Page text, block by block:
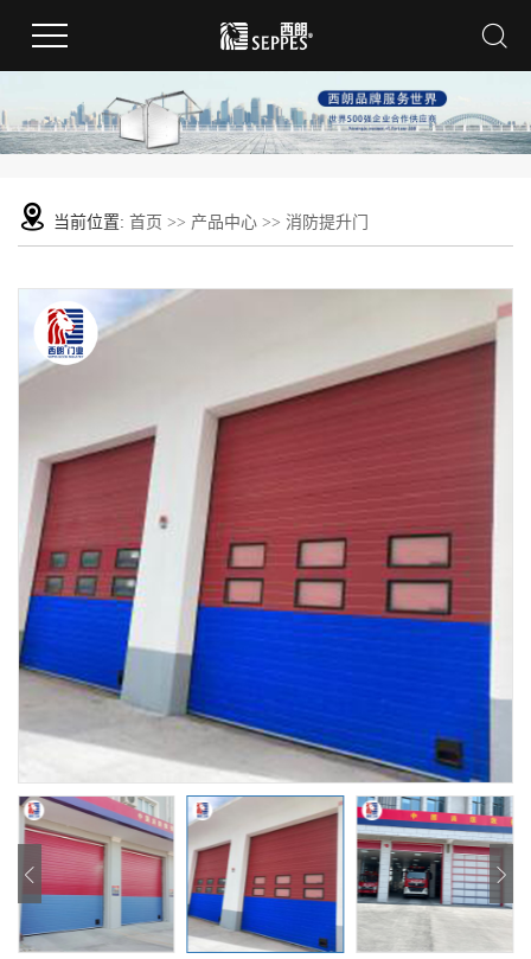
当前位置: 首页 >> 产品中心 >> 消防提升门